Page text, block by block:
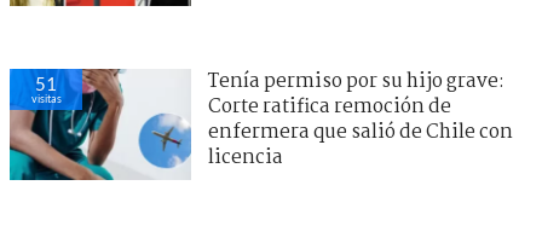
51
visitas
Tenía permiso por su hijo grave:
Corte ratifica remoción de
enfermera que salió de Chile con
licencia